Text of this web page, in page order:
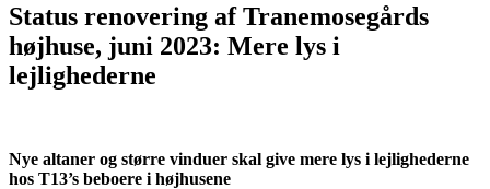
Status renovering af Tranemosegårds
højhuse, juni 2023: Mere lys i
lejlighederne
Nye altaner og større vinduer skal give mere lys i lejlighederne
hos T13’s beboere i højhusene